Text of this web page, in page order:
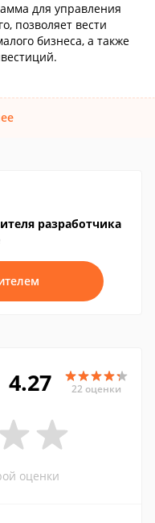
для управления
позволяет вести
бизнеса, а также
разработчика
4.27 22 оценки
оценки